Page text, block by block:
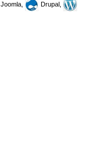
Joomla,
Drupal,